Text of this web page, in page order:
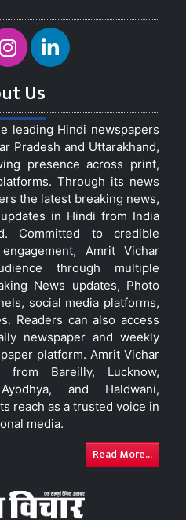
Us
leading Hindi newspapers
Pradesh and Uttarakhand,
presence across print,
Through its news
the latest breaking news,
in Hindi from India
Committed to credible
Amrit Vichar
through multiple
News updates, Photo
social media platforms,
Readers can also access
newspaper and weekly
platform. Amrit Vichar
Bareilly, Lucknow,
and Haldwani,
reach as a trusted voice in
media.
Read More...